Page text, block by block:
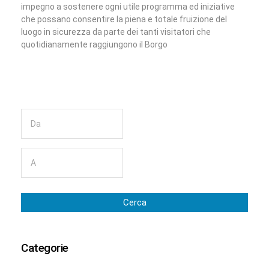
impegno a sostenere ogni utile programma ed iniziative
che possano consentire la piena e totale fruizione del
luogo in sicurezza da parte dei tanti visitatori che
quotidianamente raggiungono il Borgo
Cerca
Categorie